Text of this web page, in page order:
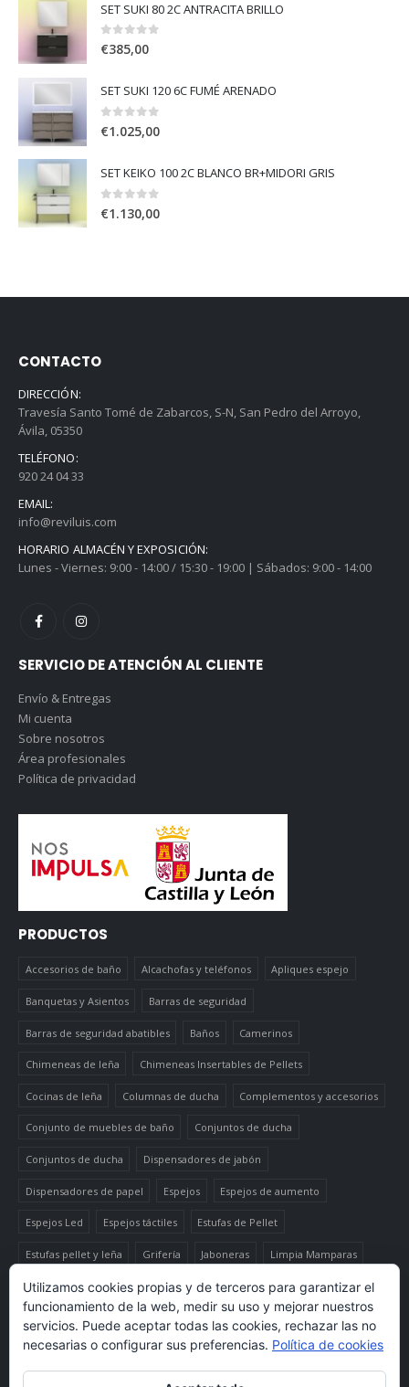
SET SUKI 80 2C ANTRACITA BRILLO
0out of 5
€385,00
SET SUKI 120 6C FUMÉ ARENADO
0 out of 5
€1.025,00
SET KEIKO 100 2C BLANCO BR+MIDORI GRIS
0 out of 5
€1.130,00
CONTACTO
DIRECCIÓN:
Travesía Santo Tomé de Zabarcos, S-N, San Pedro del Arroyo,
Ávila, 05350
TELÉFONO:
920 24 04 33
EMAIL:
info@reviluis.com
HORARIO ALMACÉN Y EXPOSICIÓN:
Lunes - Viernes: 9:00 - 14:00 / 15:30 - 19:00 | Sábados: 9:00 - 14:00
SERVICIO DE ATENCIÓN AL CLIENTE
Envío & Entregas
Mi cuenta
Sobre nosotros
Área profesionales
Política de privacidad
PRODUCTOS
Accesorios de baño Alcachofas y teléfonos Apliques espejo
Banquetas y Asientos Barras de seguridad
Barras de seguridad abatibles Baños Camerinos
Chimeneas de leña Chimeneas Insertables de Pellets
Cocinas de leña Columnas de ducha Complementos y accesorios
Conjunto de muebles de baño Conjuntos de ducha
Conjuntos de ducha Dispensadores de jabón
Dispensadores de papel Espejos Espejos de aumento
Espejos Led Espejos táctiles Estufas de Pellet
Estufas pellet y leña Grifería Jaboneras Limpia Mamparas
Luminaria Mueble auxiliar alto Muebles de baño Papeleras
Termo-productos de leña TermoChimeneas de Pellets
TermoEstufas de Pellets Toalleros eléctricos secatoallas
Utilizamos cookies propias y de terceros para garantizar el
funcionamiento de la web, medir su uso y mejorar nuestros
servicios. Puede aceptar todas las cookies, rechazar las no
necesarias o configurar sus preferencias. Política de cookies